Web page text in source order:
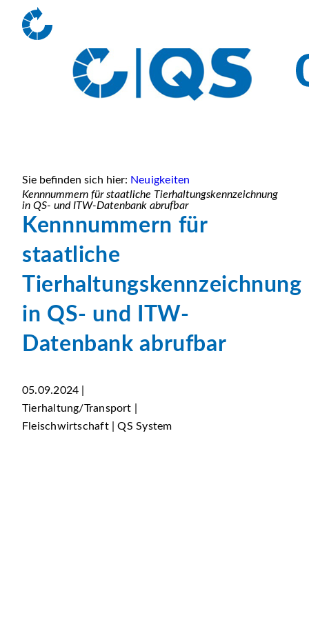
Sie befinden sich hier: Neuigkeiten
Kennnummern für staatliche Tierhaltungskennzeichnung
in QS- und ITW-Datenbank abrufbar
Kennnummern für
staatliche
Tierhaltungskennzeichnung
in QS- und ITW-
Datenbank abrufbar
05.09.2024 |
Tierhaltung/Transport |
Fleischwirtschaft | QS System